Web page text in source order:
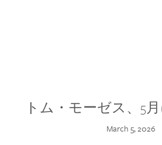
トム・モーゼス、5
March 5, 2026